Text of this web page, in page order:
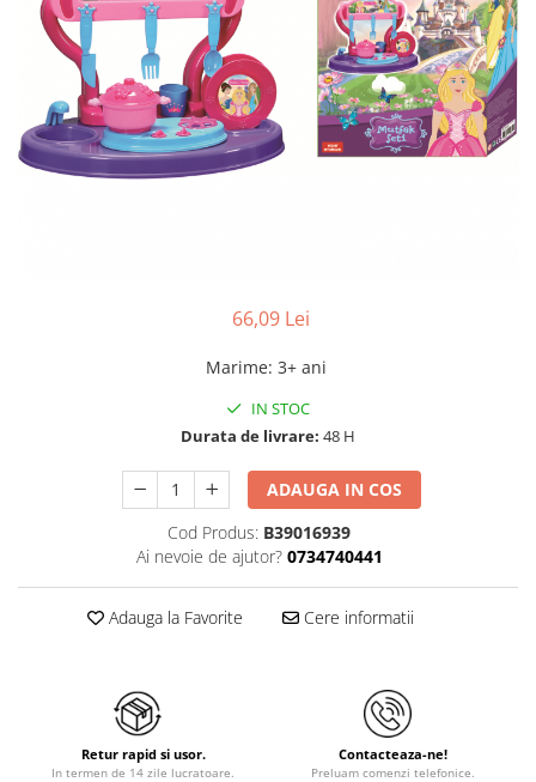
66,09 Lei
Marime: 3+ ani
IN STOC
Durata de livrare: 48 H
ADAUGA IN COS
Cod Produs: B39016939
Ai nevoie de ajutor? 0734740441
Adauga la Favorite Cere informatii
Retur rapid si usor.
In termen de 14 zile lucratoare.
Contacteaza-ne!
Preluam comenzi telefonice.